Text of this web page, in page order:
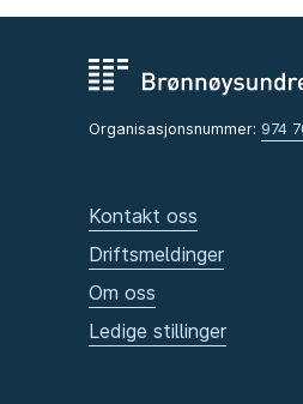
Organisasjonsnummer: 974
Kontakt oss
Driftsmeldinger
Om oss
Ledige stillinger